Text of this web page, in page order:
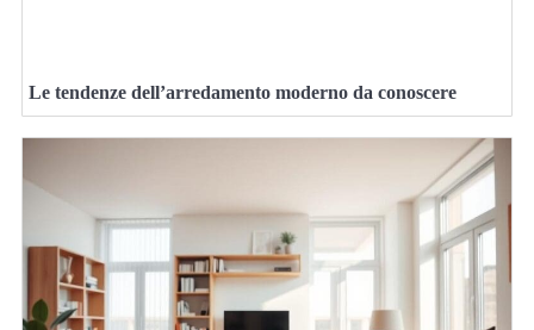
Le tendenze dell’arredamento moderno da conoscere